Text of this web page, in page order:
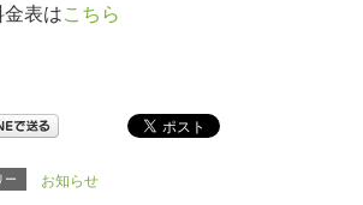
表はこちら
ー お知らせ